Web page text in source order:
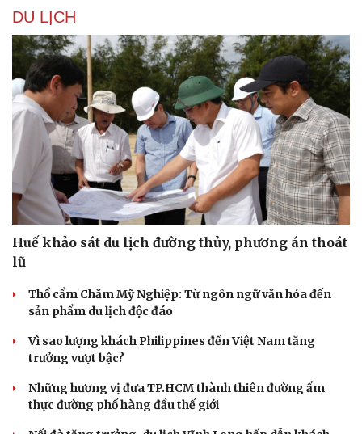
Di sản
DU LỊCH
Huế khảo sát du lịch đường thủy, phương án thoát
lũ
Thổ cẩm Chăm Mỹ Nghiệp: Từ ngôn ngữ văn hóa đến
sản phẩm du lịch độc đáo
Vì sao lượng khách Philippines đến Việt Nam tăng
trưởng vượt bậc?
Những hương vị đưa TP.HCM thành thiên đường ẩm
thực đường phố hàng đầu thế giới